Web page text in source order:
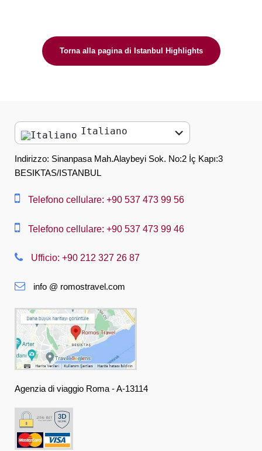
Torna alla pagina di Istanbul Highlights
Italiano
English
العربية
中文
Suomi
Français
Deutsch
Ελληνική
Indonesia
Italiano
Indirizzo: Sinanpasa Mah.Alaybeyi Sok. No:2 İç Kapı:3
BESIKTAS/ISTANBUL
Telefono cellulare: +90 537 473 99 56
Telefono cellulare: +90 537 473 99 46
Ufficio: +90 212 327 26 87
info @ romostravel.com
Agenzia di viaggio Roma - A-13114